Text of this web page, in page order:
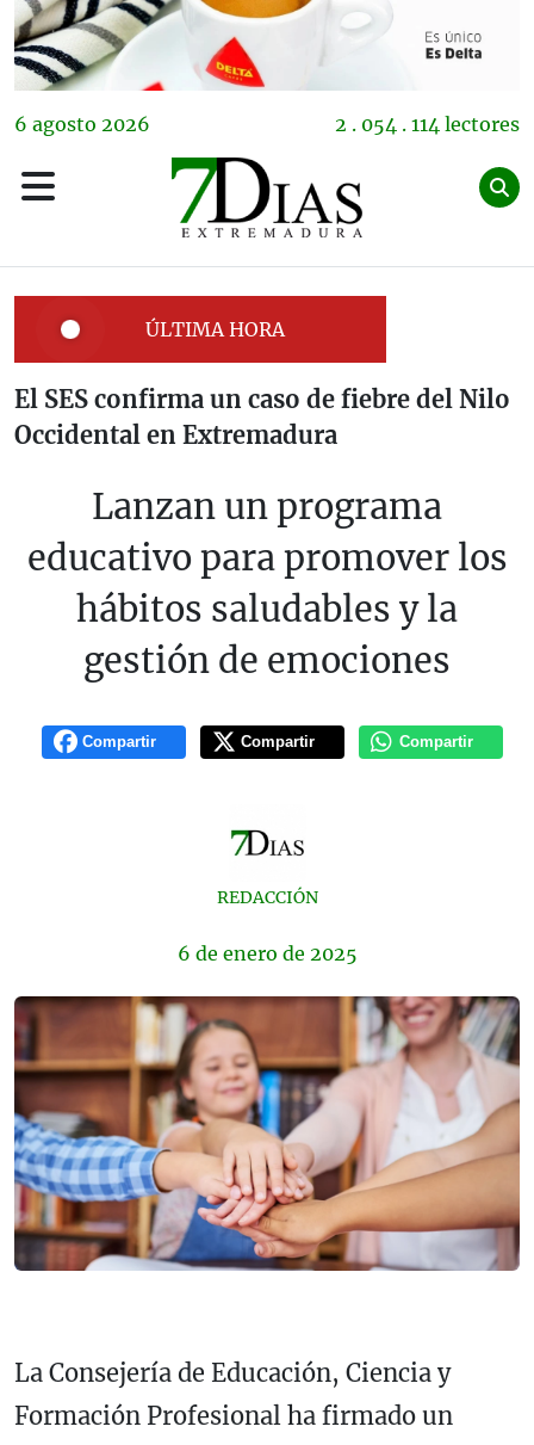
6 agosto 2026 2 . 054 . 114 lectores
ÚLTIMA HORA
El SES confirma un caso de fiebre del Nilo
Occidental en Extremadura
Lanzan un programa
educativo para promover los
hábitos saludables y la
gestión de emociones
Compartir Compartir Compartir
REDACCIÓN
6 de enero de 2025
La Consejería de Educación, Ciencia y
Formación Profesional ha firmado un